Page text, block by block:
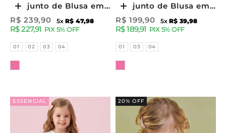
Escolher opções
Conjunto de Blusa em
Cotton e Short Saia em
Jeans com Elastano
95252 Kukiê Infantil
Menina
Preço promocional
R$ 239,90 5xR$ 47,98
R$ 227,91 PIX 5% OFF
Tamanhos
01 02 03 04
Escolher opções
Conjunto de Blusa em
Cotton e Short Saia em
Jeans Guga com
Elastano 92956 Kukiê
Infantil Menina
Preço promocional
R$ 199,90 5xR$ 39,98
R$ 189,91 PIX 5% OFF
Tamanhos
01 03 04
ESSENCIAL 20% OFF